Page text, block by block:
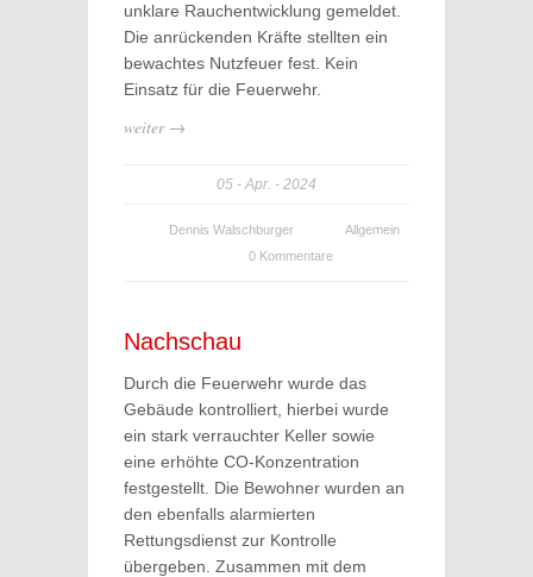
unklare Rauchentwicklung gemeldet.
Die anrückenden Kräfte stellten ein
bewachtes Nutzfeuer fest. Kein
Einsatz für die Feuerwehr.
weiter →
05 Apr. 2024
Dennis Walschburger
Allgemein
0 Kommentare
Nachschau
Durch die Feuerwehr wurde das
Gebäude kontrolliert, hierbei wurde
ein stark verrauchter Keller sowie
eine erhöhte CO-Konzentration
festgestellt. Die Bewohner wurden an
den ebenfalls alarmierten
Rettungsdienst zur Kontrolle
übergeben. Zusammen mit dem